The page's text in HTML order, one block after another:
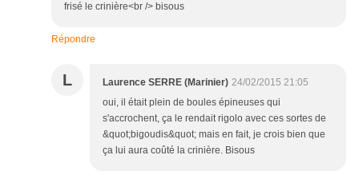
frisé le crinière<br /> bisous
Répondre
L Laurence SERRE (Marinier) 24/02/2015 21:05
oui, il était plein de boules épineuses qui
s'accrochent, ça le rendait rigolo avec ces sortes de
&quot;bigoudis&quot; mais en fait, je crois bien que
ça lui aura coûté la crinière. Bisous